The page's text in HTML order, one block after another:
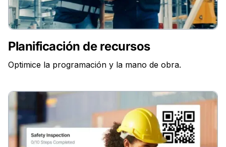
Planificación de recursos
Optimice la programación y la mano de obra.